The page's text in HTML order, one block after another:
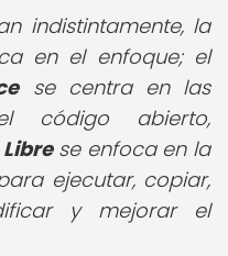
indistintamente, la
en el enfoque; el
se centra en las
código abierto,
Librese enfoca en la
ejecutar, copiar,
y mejorar el